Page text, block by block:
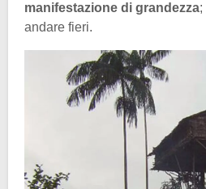
manifestazione di grandezza;
andare fieri.